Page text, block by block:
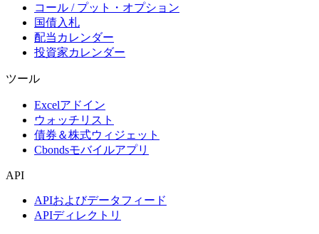
コール / プット・オプション
国債入札
配当カレンダー
投資家カレンダー
ツール
Excelアドイン
ウォッチリスト
債券＆株式ウィジェット
Cbondsモバイルアプリ
API
APIおよびデータフィード
APIディレクトリ